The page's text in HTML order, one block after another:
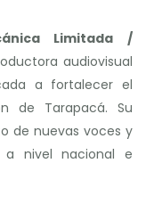
Limitada /
audiovisual
a fortalecer el
de Tarapacá. Su
de nuevas voces y
a nivel nacional e